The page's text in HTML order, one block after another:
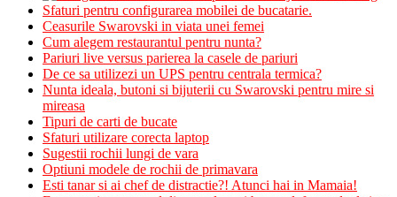
Sfaturi pentru configurarea mobilei de bucatarie.
Ceasurile Swarovski in viata unei femei
Cum alegem restaurantul pentru nunta?
Pariuri live versus parierea la casele de pariuri
De ce sa utilizezi un UPS pentru centrala termica?
Nunta ideala, butoni si bijuterii cu Swarovski pentru mire si
mireasa
Tipuri de carti de bucate
Sfaturi utilizare corecta laptop
Sugestii rochii lungi de vara
Optiuni modele de rochii de primavara
Esti tanar si ai chef de distractie?! Atunci hai in Mamaia!